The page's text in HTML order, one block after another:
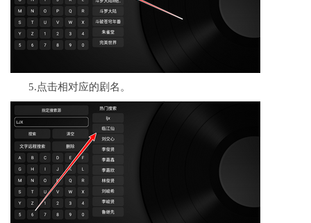
5.点击相对应的剧名。